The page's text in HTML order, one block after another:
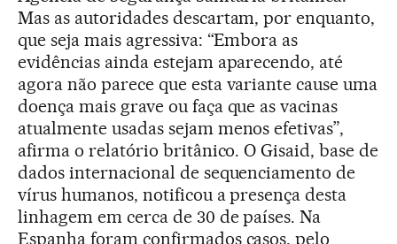
Mas as autoridades descartam, por enquanto,
que seja mais agressiva: “Embora as
evidências ainda estejam aparecendo, até
agora não parece que esta variante cause uma
doença mais grave ou faça que as vacinas
atualmente usadas sejam menos efetivas”,
afirma o relatório britânico. O Gisaid, base de
dados internacional de sequenciamento de
vírus humanos, notificou a presença desta
linhagem em cerca de 30 de países. Na
Espanha foram confirmados casos, pelo